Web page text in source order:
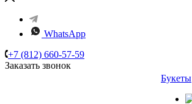
WhatsApp
+7 (812) 660-57-59
Заказать звонок
Букеты